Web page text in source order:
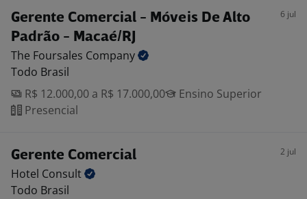
Gerente Comercial - Móveis De Alto
Padrão - Macaé/RJ
6 jul
The Foursales Company
Todo Brasil
R$ 12.000,00 a R$ 17.000,00
Ensino Superior
Presencial
Gerente Comercial 2 jul
Hotel Consult
Todo Brasil